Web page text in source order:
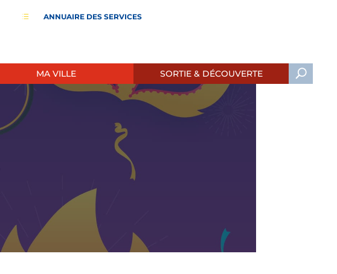
d ANNUAIRE DES SERVICES
MA VILLE SORTIE & DÉCOUVERTE